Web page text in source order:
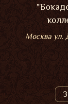
Москва ул.